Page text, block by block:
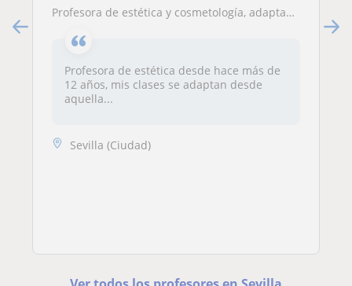
Profesora de estética y cosmetología, adaptada a todos los niveles
Profesora de estética desde hace más de
12 años, mis clases se adaptan desde
aquella...
Sevilla (Ciudad)